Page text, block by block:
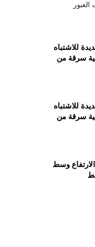
للاشتباه
سرقة من
للاشتباه
سرقة من
وسط